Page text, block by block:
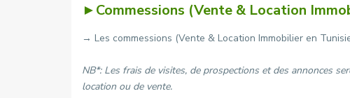
►Commessions (Vente & Location
→ Les commessions (Vente & Location Immobilier en
NB*: Les frais de visites, de prospections et des annonces
location ou de vente.